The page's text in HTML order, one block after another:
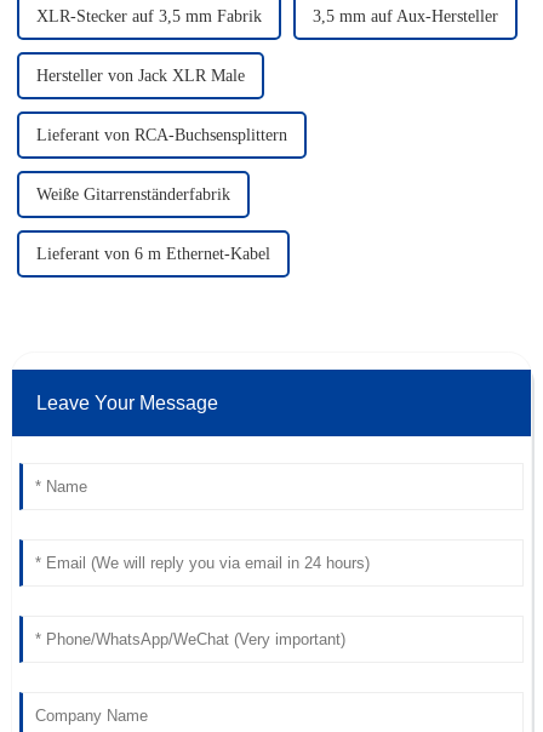
XLR-Stecker auf 3,5 mm Fabrik 3,5 mm auf Aux-Hersteller
Hersteller von Jack XLR Male
Lieferant von RCA-Buchsensplittern
Weiße Gitarrenständerfabrik
Lieferant von 6 m Ethernet-Kabel
Leave Your Message